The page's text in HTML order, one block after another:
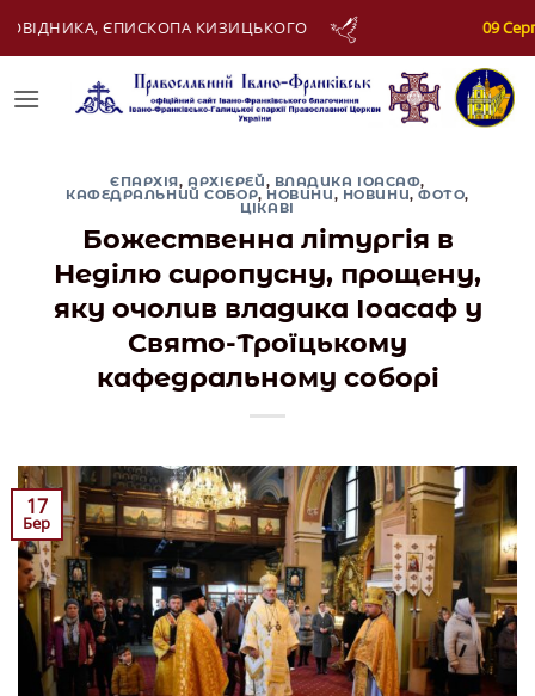
09 Серпня: АПОСТОЛА МАТФІЯ
ЄПАРХІЯ, АРХІЄРЕЙ, ВЛАДИКА ІОАСАФ,
КАФЕДРАЛЬНИЙ СОБОР, НОВИНИ, НОВИНИ,ФОТО,
ЦІКАВІ
Божественна літургія в
Неділю сиропусну, прощену,
яку очолив владика Іоасаф у
Свято-Троїцькому
кафедральному соборі
17
Бер